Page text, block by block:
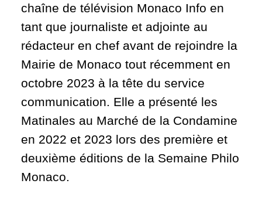
chaîne de télévision Monaco Info en
tant que journaliste et adjointe au
rédacteur en chef avant de rejoindre la
Mairie de Monaco tout récemment en
octobre 2023 à la tête du service
communication. Elle a présenté les
Matinales au Marché de la Condamine
en 2022 et 2023 lors des première et
deuxième éditions de la Semaine Philo
Monaco.